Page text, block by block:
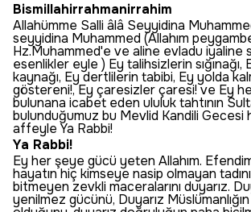
Bismillahirrahmanirrahim
Allahümme Salli âlâ Seyyidina
seyyidina Muhammed (Allahım
Hz.Muhammed'e ve aline evladu iyaline
esenlikler eyle ) Ey talihsizlerin sığınağı,
kaynağı, Ey dertlilerin tabibi, Ey yolda
göstereni!, Ey çaresizler çaresi! ve Ey
bulunana icabet eden ululuk tahtının
bulunduğumuz bu Mevlid Kandili
affeyle Ya Rabbi!
Ya Rabbi!
Ey her şeye gücü yeten Allahım.
hayatın hiç kimseye nasip olmayan
bitmeyen zevkli maceralarını duyarız.
yenilmez gücünü, Duyarız